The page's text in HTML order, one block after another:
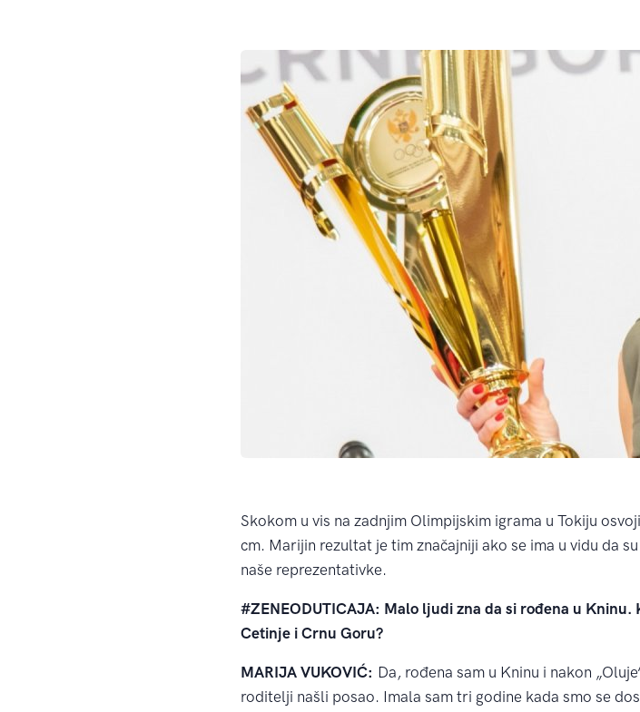
Skokom u vis na zadnjim Olimpijskim igrama u Tokiju
cm. Marijin rezultat je tim značajniji ako se ima u vidu da
naše reprezentativke.
#ZENEODUTICAJA: Malo ljudi zna da si rođena u
Cetinje i Crnu Goru?
MARIJA VUKOVIĆ: Da, rođena sam u Kninu i nakon
roditelji našli posao. Imala sam tri godine kada smo se